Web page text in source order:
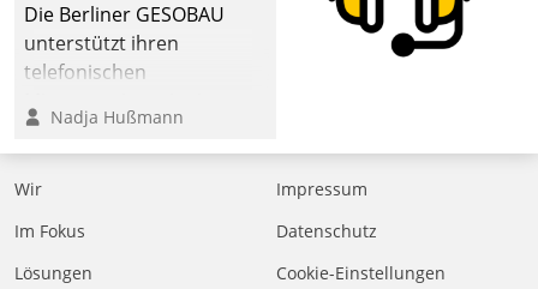
Die Berliner GESOBAU
unterstützt ihren
telefonischen
digitalen Cockpit, das
situationsbezogen
passende Fragen und
Eine intuitive
Dialogführung ermöglicht
Nadja Hußmann
Wir
Im Fokus
Lösungen
Impressum
Datenschutz
Cookie-Einstellungen